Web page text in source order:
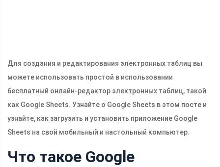
Для создания и редактирования электронных таблиц вы
можете использовать простой в использовании
бесплатный онлайн-редактор электронных таблиц, такой
как Google Sheets. Узнайте о Google Sheets в этом посте и
узнайте, как загрузить и установить приложение Google
Sheets на свой мобильный и настольный компьютер.
Что такое Google